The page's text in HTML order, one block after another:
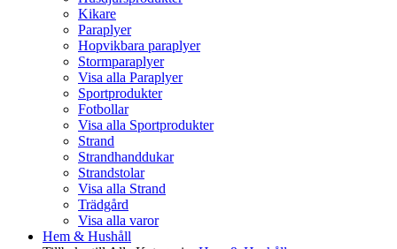
Kikare
Paraplyer
Hopvikbara paraplyer
Stormparaplyer
Visa alla Paraplyer
Sportprodukter
Fotbollar
Visa alla Sportprodukter
Strand
Strandhanddukar
Strandstolar
Visa alla Strand
Trädgård
Visa alla varor
Hem & Hushåll